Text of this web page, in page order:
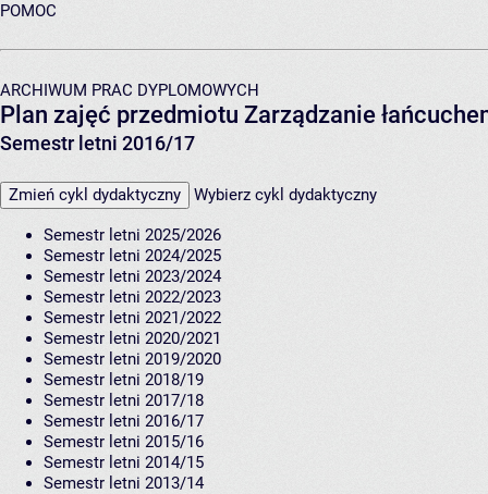
POMOC
ARCHIWUM PRAC DYPLOMOWYCH
Plan zajęć przedmiotu Zarządzanie
Semestr letni 2016/17
Zmień cykl dydaktyczny Wybierz cykl dydaktyczny
Semestr letni 2025/2026
Semestr letni 2024/2025
Semestr letni 2023/2024
Semestr letni 2022/2023
Semestr letni 2021/2022
Semestr letni 2020/2021
Semestr letni 2019/2020
Semestr letni 2018/19
Semestr letni 2017/18
Semestr letni 2016/17
Semestr letni 2015/16
Semestr letni 2014/15
Semestr letni 2013/14